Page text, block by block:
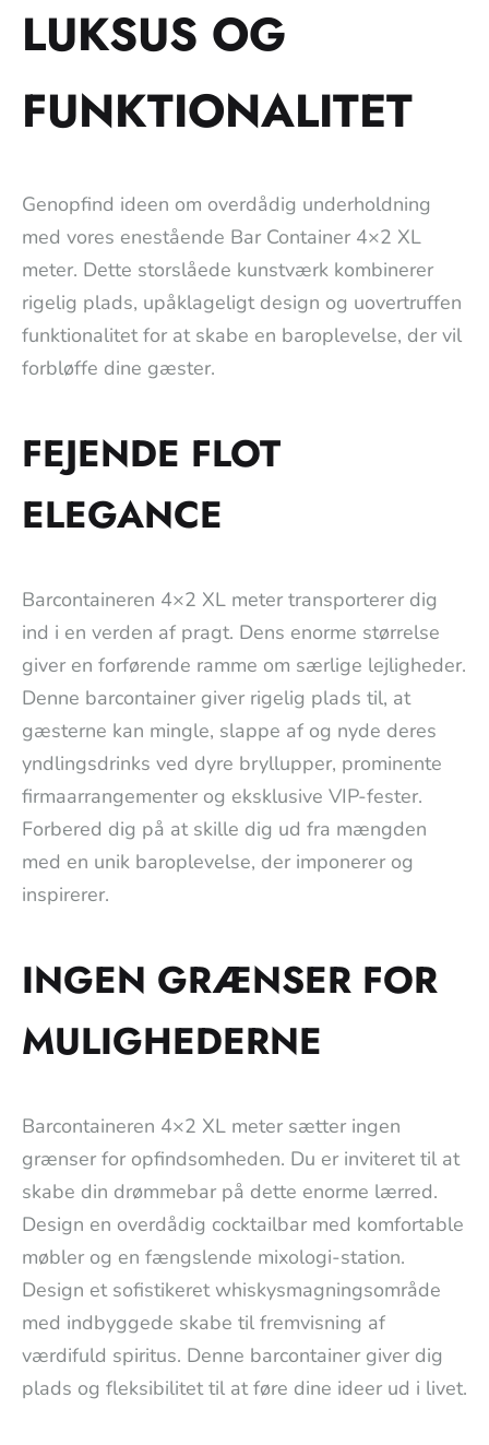
LUKSUS OG
FUNKTIONALITET
Genopfind ideen om overdådig underholdning
med vores enestående Bar Container 4×2 XL
meter. Dette storslåede kunstværk kombinerer
rigelig plads, upåklageligt design og uovertruffen
funktionalitet for at skabe en baroplevelse, der vil
forbløffe dine gæster.
FEJENDE FLOT
ELEGANCE
Barcontaineren 4×2 XL meter transporterer dig
ind i en verden af pragt. Dens enorme størrelse
giver en forførende ramme om særlige lejligheder.
Denne barcontainer giver rigelig plads til, at
gæsterne kan mingle, slappe af og nyde deres
yndlingsdrinks ved dyre bryllupper, prominente
firmaarrangementer og eksklusive VIP-fester.
Forbered dig på at skille dig ud fra mængden
med en unik baroplevelse, der imponerer og
inspirerer.
INGEN GRÆNSER FOR
MULIGHEDERNE
Barcontaineren 4×2 XL meter sætter ingen
grænser for opfindsomheden. Du er inviteret til at
skabe din drømmebar på dette enorme lærred.
Design en overdådig cocktailbar med komfortable
møbler og en fængslende mixologi-station.
Design et sofistikeret whiskysmagningsområde
med indbyggede skabe til fremvisning af
værdifuld spiritus. Denne barcontainer giver dig
plads og fleksibilitet til at føre dine ideer ud i livet.